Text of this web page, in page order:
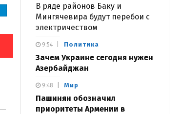
В ряде районов Баку и
Мингячевира будут перебои с
электричеством
Политика
Зачем Украине сегодня нужен
Азербайджан
9:54
Мир
Пашинян обозначил
приоритеты Армении в
9:48